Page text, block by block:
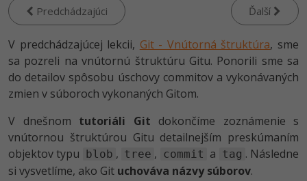
C++
Swift
Kotlin -80%
-80%
VB.NET
SQL
Business
Copywriting -30%
MS Office -80%
Time management
Fórum
Adobe XD -15%
Adobe InDesign -25%
Adobe After Effects
-80%
Inkscape
Fotografovanie -80%
Predchádzajúci Ďalší
V predchádzajúcej lekcii, Git - Vnútorná štruktúra, sme
sa pozreli na vnútornú štruktúru Gitu. Ponorili sme sa
do detailov spôsobu úschovy commitov a vykonávaných
zmien v súboroch vykonaných Gitom.
V dnešnom tutoriáli Git dokončíme zoznámenie s
vnútornou štruktúrou Gitu detailnejším preskúmaním
objektov typu blob , tree , commit a tag . Následne
si vysvetlíme, ako Git uchováva názvy súborov.